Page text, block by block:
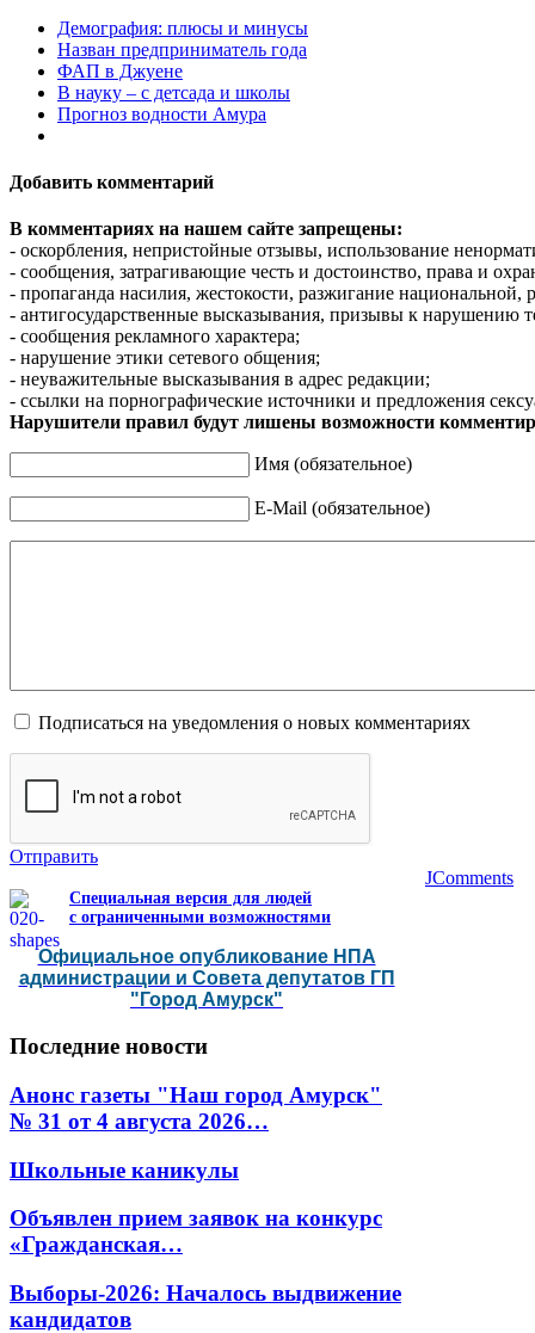
Демография: плюсы и минусы
Назван предприниматель года
ФАП в Джуене
В науку – с детсада и школы
Прогноз водности Амура
Добавить комментарий
В комментариях на нашем сайте запрещены:
- оскорбления, непристойные отзывы, использование
- сообщения, затрагивающие честь и достоинство, права и
- пропаганда насилия, жестокости, разжигание национальной,
- антигосударственные высказывания, призывы к нарушению
- сообщения рекламного характера;
- нарушение этики сетевого общения;
- неуважительные высказывания в адрес редакции;
- ссылки на порнографические источники и предложения
Нарушители правил будут лишены возможности
Имя (обязательное)
E-Mail (обязательное)
Подписаться на уведомления о новых комментариях
Отправить
JComments
Специальная версия для людей
с ограниченными возможностями
Официальное опубликование НПА
администрации и Совета депутатов ГП
"Город Амурск"
Последние новости
Анонс газеты "Наш город Амурск"
№ 31 от 4 августа 2026…
Школьные каникулы
Объявлен прием заявок на конкурс
«Гражданская…
Выборы-2026: Началось выдвижение
кандидатов